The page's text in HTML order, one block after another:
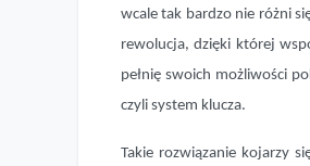
wcale tak bardzo nie różni
rewolucja, dzięki której
pełnię swoich możliwości
czyli system klucza.
Takie rozwiązanie kojarzy